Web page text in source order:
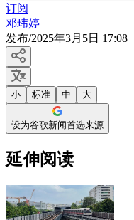
订阅
邓玮婷
发布/2025年3月5日 17:08
小 标准 中 大
设为谷歌新闻首选来源
延伸阅读